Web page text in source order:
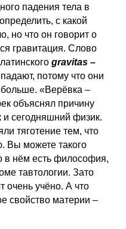
падения тела в
с какой
но что он говорит о
гравитация. Слово
gravitas –
потому что они
больше. «Верёвка –
объяснял причину
и сегодняшний физик.
тяготение тем, что
Вы можете такого
в нём есть философия,
тавтологии. Зато
очень учёно. А что
свойство материи –